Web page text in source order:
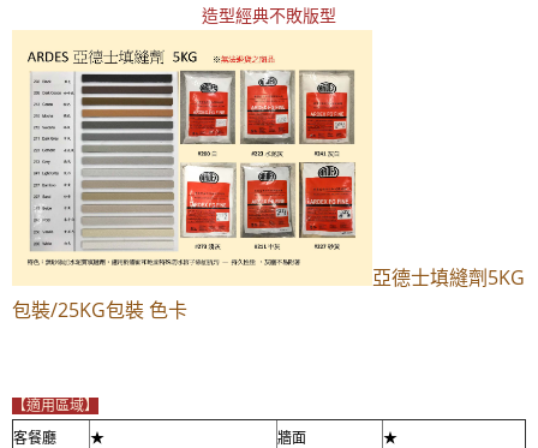
造型經典不敗版型
亞德士填縫劑5KG
包裝/25KG包裝 色卡
【適用區域】
客餐廳
★ 牆面
★